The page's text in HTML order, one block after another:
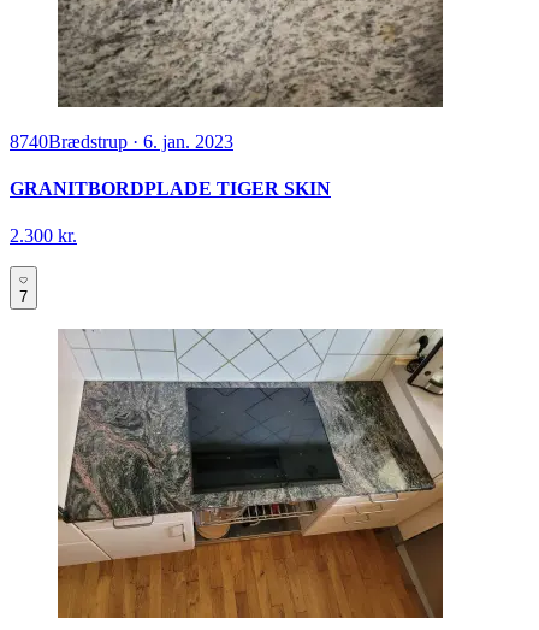
8740Brædstrup · 6. jan. 2023
GRANITBORDPLADE TIGER SKIN
2.300 kr.
7